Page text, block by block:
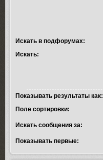
Искать в подфорумах:
Искать:
Показывать результаты как:
Поле сортировки:
Искать сообщения за:
Показывать первые: